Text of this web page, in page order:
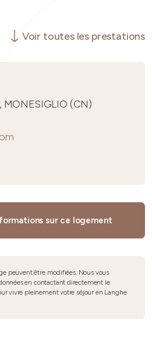
Voir toutes les prestations
MONESIGLIO (CN)
sur ce logement
peuvent être modifiées. Nous vous
en contactant directement le
vivre pleinement votre séjour en Langhe